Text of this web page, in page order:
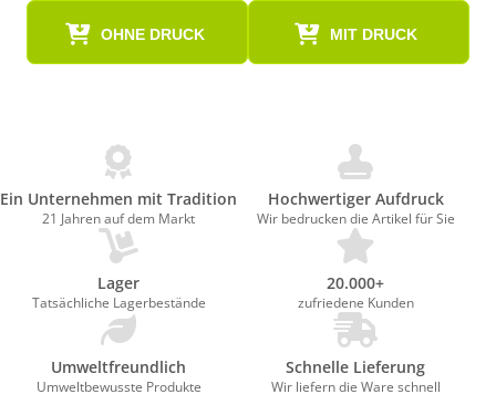
OHNE DRUCK MIT DRUCK
Ein Unternehmen mit Tradition
21 Jahren auf dem Markt
Hochwertiger Aufdruck
Wir bedrucken die Artikel für Sie
Lager
Tatsächliche Lagerbestände
20.000+
zufriedene Kunden
Umweltfreundlich
Umweltbewusste Produkte
Schnelle Lieferung
Wir liefern die Ware schnell